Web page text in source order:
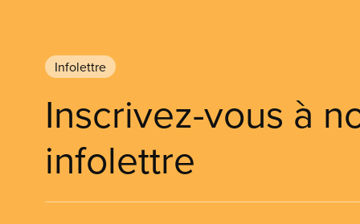
Infolettre
Inscrivez-vous à
infolettre